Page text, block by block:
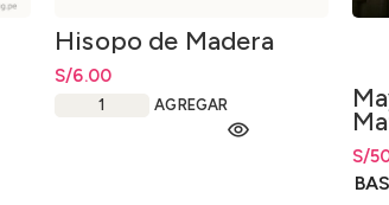
Hisopo de Madera
S/6.00
AGREGAR
S/
S/